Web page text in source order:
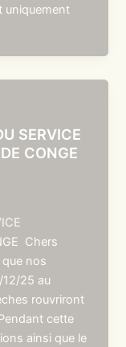
uniquement
SERVICE
CONGE
Chers
nos
25 au
rouvriront
cette
ainsi que le